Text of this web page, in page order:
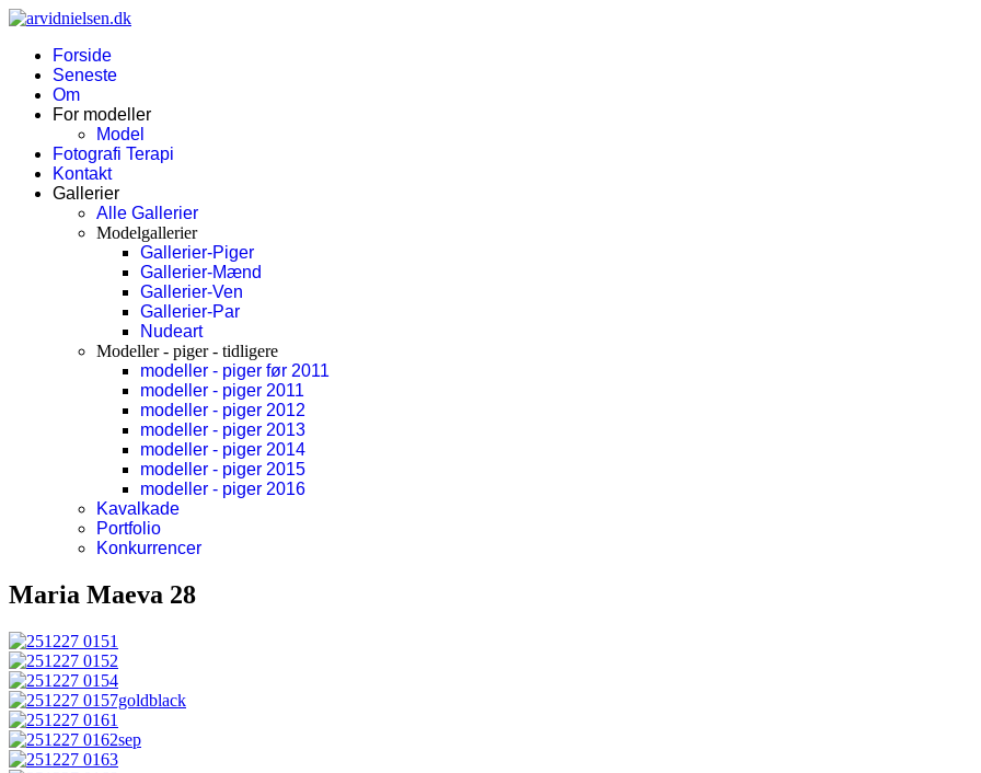
Forside
Seneste
Om
For modeller
Model
Fotografi Terapi
Kontakt
Gallerier
Alle Gallerier
Modelgallerier
Gallerier-Piger
Gallerier-Mænd
Gallerier-Ven
Gallerier-Par
Nudeart
Modeller - piger - tidligere
modeller - piger før 2011
modeller - piger 2011
modeller - piger 2012
modeller - piger 2013
modeller - piger 2014
modeller - piger 2015
modeller - piger 2016
Kavalkade
Portfolio
Konkurrencer
Maria Maeva 28